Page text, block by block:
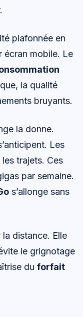
plafonnée en
écran mobile. Le
la qualité
bruyants.
la donne.
Les
trajets. Ces
par semaine.
s’allonge sans
distance. Elle
le grignotage
du forfait